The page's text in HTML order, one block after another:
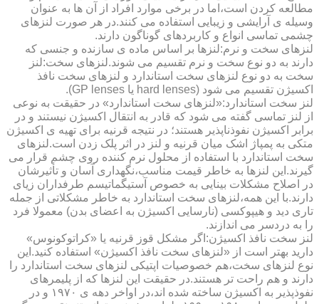
مطالعه کردن است،اما در برخی موارد افراد از آن ها به عنوان
وسیله ی آرایشی و زیبایی استفاده می کنند.در هر صورت لنزهای
چشمی تماسی انواع و کاربردهای گوناگون دارند.
لنزهای سخت و نرم:لنزها بر اساس ماده ی سازنده و جنسی که
دارند به دو نوع سخت و نرم تقسیم می شوند.لنزهای سخت:لنز
سخت به دو نوع لنزهای سخت استاندارد و لنزهای سخت نافذ
اکسیژن تقسیم می شود (hard lenses یا GP lenses).
لنز سخت استاندارد:«لنزهای سخت استاندارد» در حقیقت به نوعی
از لنز تماسی گفته می شود که قادر به انتقال اکسیژن نیستند و در
برابر اکسیژن نفوذناپذیر هستند؛ در نتیجه قرنیه برای تهیه ی اکسیژن
متکی به پمپاژ اشک میان قرنیه و لنز در اثر پلک زدن است.لنزهای
سخت استاندارد با استفاده از محلول نرم کننده روی چشم قرار می
گیرند.این لنزها به خاطر قیمت مناسب،نگهداری آسان و تأثیرشان
در اصلاح مشکلات بینایی به خصوص آستیگماتیسم طرفداران زیای
دارند.با این همه،لنزهای سخت استاندارد به خاطر مشکلاتی از جمله
تاری دید و هیپوکسی (نارسایی اکسیژن به اعضای بدن) معمولا فرد
را به دردسر می اندازند.
لنز سخت نافذ اکسیژن:اگر مشکل قوز قرنیه یا «کراتوکونوس»
دارید بهتر است از «لنزهای سخت نافذ اکسیژن» استفاده کنید.این
نوع لنزهای سخت،هم خصوصیات اپتیکی لنزهای سخت استاندارد را
دارند و هم راحت تر هستند.در حقیقت این لنزها که از پلیمرهای
نفوذپذیر به اکسیژن ساخته شده اند،در اواخر دهه ی ۱۹۷۰ و در